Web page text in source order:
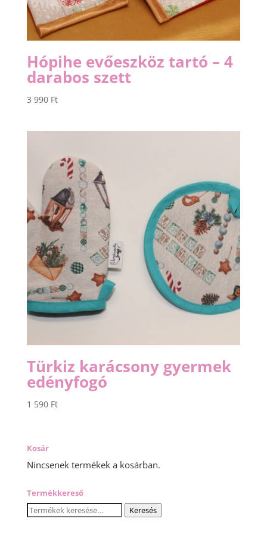
Hópihe evőeszköz tartó – 4
darabos szett
3 990 Ft
Türkiz karácsony gyermek
edényfogó
1 590 Ft
Kosár
Nincsenek termékek a kosárban.
Termékkereső
Keresés
Keresés